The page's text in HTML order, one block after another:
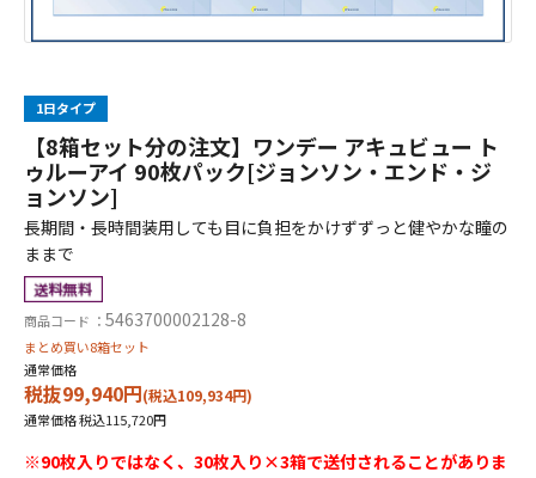
1日タイプ
【8箱セット分の注文】ワンデー アキュビュー ト
ゥルーアイ 90枚パック[ジョンソン・エンド・ジ
ョンソン]
長期間・長時間装用しても目に負担をかけずずっと健やかな瞳の
ままで
商品コード ： 5463700002128-8
まとめ買い8箱セット
通常価格
税抜99,940円(税込109,934円)
通常価格 税込115,720円
※90枚入りではなく、30枚入り×3箱で送付されることがありま